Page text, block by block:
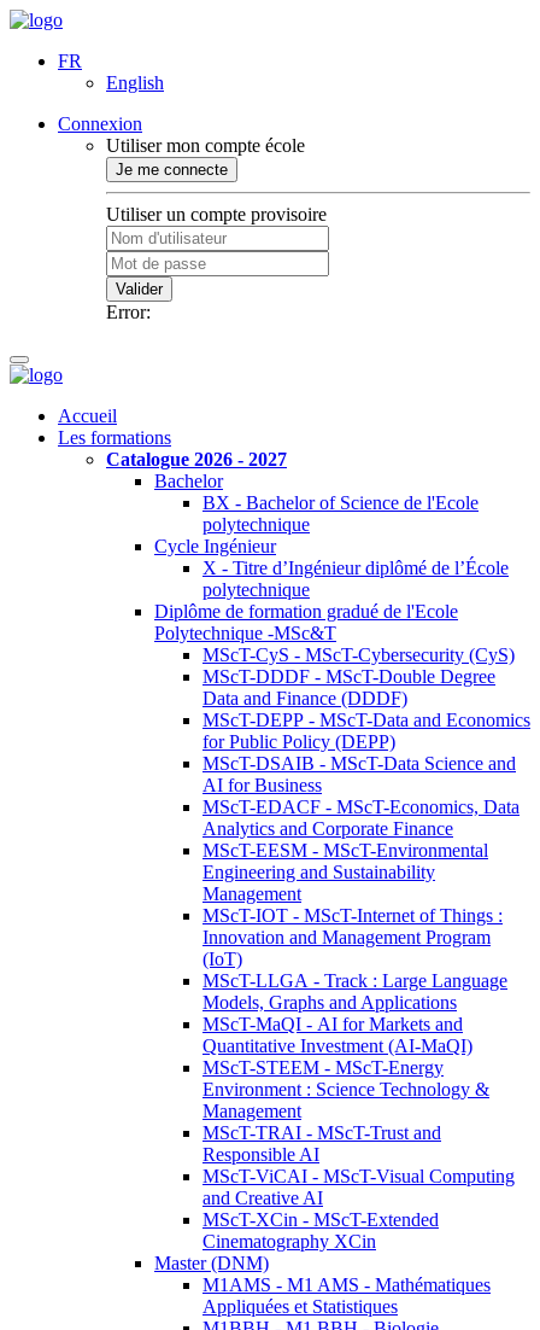
FR
English
Connexion
Utiliser mon compte école
Je me connecte
Utiliser un compte provisoire
Valider
Error:
Accueil
Les formations
Catalogue 2026 - 2027
Bachelor
BX - Bachelor of Science de l'Ecole
polytechnique
Cycle Ingénieur
X - Titre d’Ingénieur diplômé de l’École
polytechnique
Diplôme de formation gradué de l'Ecole
Polytechnique -MSc&T
MScT-CyS - MScT-Cybersecurity (CyS)
MScT-DDDF - MScT-Double Degree
Data and Finance (DDDF)
MScT-DEPP - MScT-Data and Economics
for Public Policy (DEPP)
MScT-DSAIB - MScT-Data Science and
AI for Business
MScT-EDACF - MScT-Economics, Data
Analytics and Corporate Finance
MScT-EESM - MScT-Environmental
Engineering and Sustainability
Management
MScT-IOT - MScT-Internet of Things :
Innovation and Management Program
(IoT)
MScT-LLGA - Track : Large Language
Models, Graphs and Applications
MScT-MaQI - AI for Markets and
Quantitative Investment (AI-MaQI)
MScT-STEEM - MScT-Energy
Environment : Science Technology &
Management
MScT-TRAI - MScT-Trust and
Responsible AI
MScT-ViCAI - MScT-Visual Computing
and Creative AI
MScT-XCin - MScT-Extended
Cinematography XCin
Master (DNM)
M1AMS - M1 AMS - Mathématiques
Appliquées et Statistiques